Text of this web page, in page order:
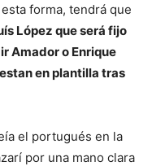
forma, tendrá que
López que será fijo
Amador o Enrique
en plantilla tras
el portugués en la
por una mano clara